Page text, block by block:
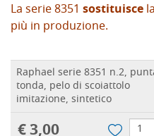
La serie 8351 sostituiscela
più in produzione.
Raphael serie 8351 n.2,
tonda, pelo di scoiattolo
imitazione, sintetico